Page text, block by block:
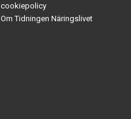
cookiepolicy
Om Tidningen Näringslivet